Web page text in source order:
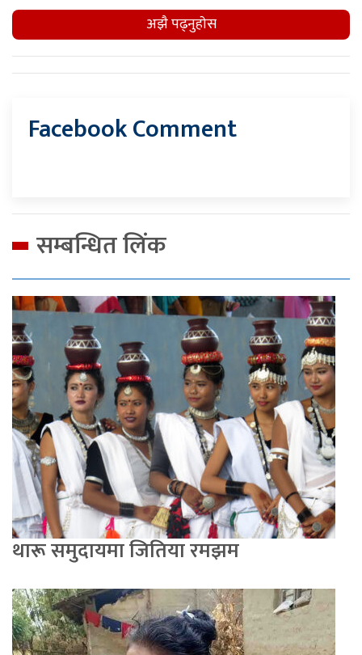
अझै पढ्नुहाेस
Facebook Comment
सम्बन्धित लिंक
थारू समुदायमा जितिया रमझम